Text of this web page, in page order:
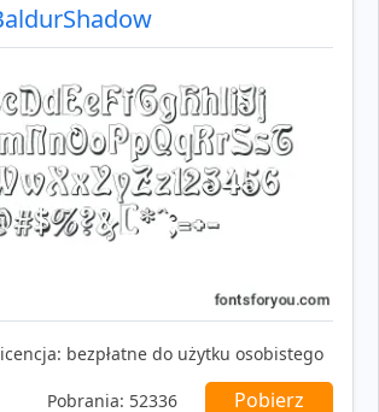
bezpłatne do użytku osobistego
Pobrania: 52336 Pobierz